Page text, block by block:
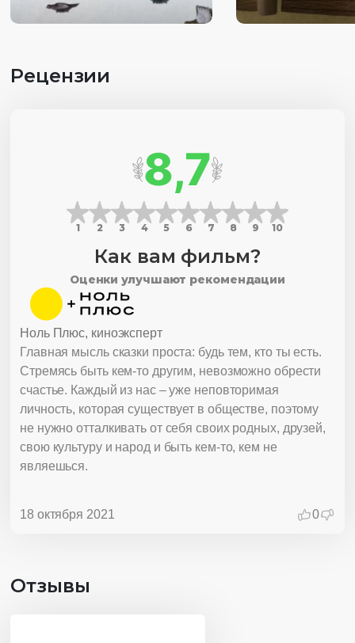
Рецензии
8,7
1 2 3 4 5 6 7 8 9 10
Как вам фильм?
Оценки улучшают рекомендации
Главная мысль сказки проста: будь тем, кто ты есть.
Стремясь быть кем-то другим, невозможно обрести
счастье. Каждый из нас – уже неповторимая
личность, которая существует в обществе, поэтому
не нужно отталкивать от себя своих родных, друзей,
свою культуру и народ и быть кем-то, кем не
являешься.
18 октября 2021 0
Ноль Плюс, киноэксперт
Отзывы